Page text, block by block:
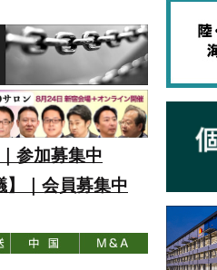
参加募集中
｜会員募集中